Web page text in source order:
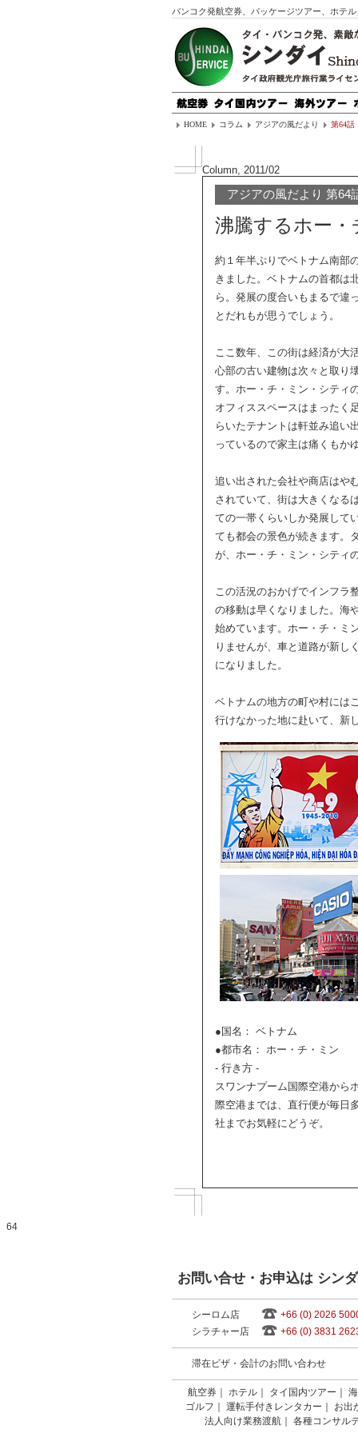
バンコク発航空券、パッケージツアー、ホテ
HOME コラム アジアの風だより 第64話
Column, 2011/02
アジアの風だより 第64
沸騰するホー
約１年半ぷりでベトナム南部
きました。ベトナムの首都は
ら。発展の度合いもまるで違
とだれもが思うでしょう。
ここ数年、この街は経済が大
心部の古い建物は次々と取り
す。ホー・チ・ミン・シティ
オフィススペースはまったく
らいたテナントは軒並み追い
っているので家主は痛くもか
追い出された会社や商店はや
されていて、街は大きくなる
ての一帯くらいしか発展して
ても都会の景色が続きます。
が、ホー・チ・ミン・シティ
この活況のおかげでインフラ
の移動は早くなりました。海
始めています。ホー・チ・ミ
りませんが、車と道路が新し
になりました。
ベトナムの地方の町や村には
行けなかった地に赴いて、新
●国名： ベトナム
●都市名： ホー・チ・ミン
- 行き方 -
スワンナプーム国際空港から
際空港までは、直行便が毎日
社までお気軽にどうぞ。
64
お問い合せ・お申込は シン
シーロム店
+66 (0) 2026
シラチャー店
+66 (0) 3831
滞在ビザ・会計のお問い合わせ
航空券 ホテル タイ国内ツアー
ゴルフ
運転手付きレンタカー
お出
法人向け業務渡航
各種コンサル